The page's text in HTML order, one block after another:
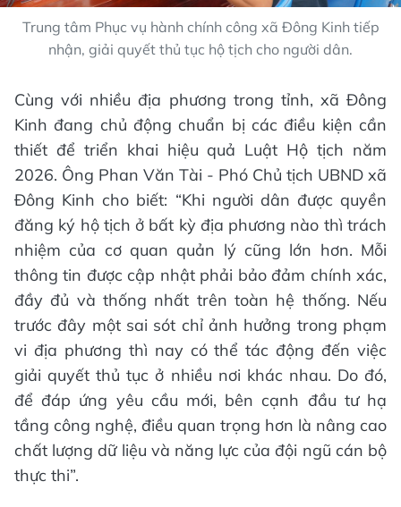
Trung tâm Phục vụ hành chính công xã Đông Kinh tiếp
nhận, giải quyết thủ tục hộ tịch cho người dân.
Cùng với nhiều địa phương trong tỉnh, xã Đông
Kinh đang chủ động chuẩn bị các điều kiện cần
thiết để triển khai hiệu quả Luật Hộ tịch năm
2026. Ông Phan Văn Tài - Phó Chủ tịch UBND xã
Đông Kinh cho biết: “Khi người dân được quyền
đăng ký hộ tịch ở bất kỳ địa phương nào thì trách
nhiệm của cơ quan quản lý cũng lớn hơn. Mỗi
thông tin được cập nhật phải bảo đảm chính xác,
đầy đủ và thống nhất trên toàn hệ thống. Nếu
trước đây một sai sót chỉ ảnh hưởng trong phạm
vi địa phương thì nay có thể tác động đến việc
giải quyết thủ tục ở nhiều nơi khác nhau. Do đó,
để đáp ứng yêu cầu mới, bên cạnh đầu tư hạ
tầng công nghệ, điều quan trọng hơn là nâng cao
chất lượng dữ liệu và năng lực của đội ngũ cán bộ
thực thi”.